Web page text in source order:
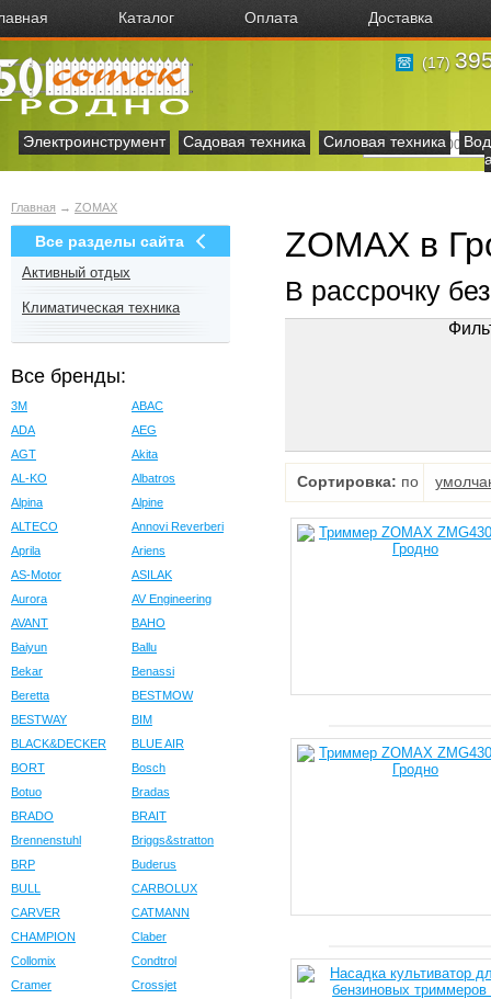
Каталог Оплата Доставка
(17)
Электроинструмент Садовая техника Силовая техника
Главная → ZOMAX
Все разделы сайта
Активный отдых
Климатическая техника
Все бренды:
3M
ABAC
ADA
AEG
AGT
Akita
AL-KO
Albatros
Alpina
Alpine
ALTECO
Annovi Reverberi
Aprila
Ariens
AS-Motor
ASILAK
Aurora
AV Engineering
AVANT
BAHO
Baiyun
Ballu
Bekar
Benassi
Beretta
BESTMOW
BESTWAY
BIM
BLACK&DECKER
BLUE AIR
BORT
Bosch
Botuo
Bradas
BRADO
BRAIT
Brennenstuhl
Briggs&stratton
BRP
Buderus
BULL
CARBOLUX
CARVER
CATMANN
CHAMPION
Claber
Collomix
Condtrol
Cramer
Crossjet
ZOMAX в
В рассрочку
Сортировка: по